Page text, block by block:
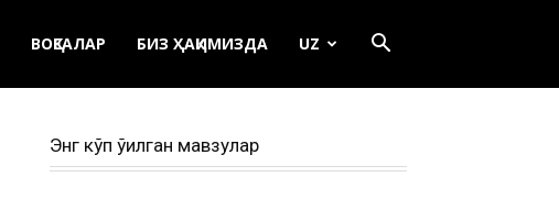
ВОҚЕАЛАР БИЗ ҲАҚИМИЗДА UZ
Энг кўп ўқилган мавзулар